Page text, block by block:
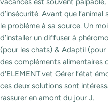
d’insécurité. Avant que
le problème à sa source. Un
d’installer un diffuser à
(pour les chats) & Adaptil (pour
des compléments alimentaires
d'ELEMENT.vet Gérer l’état
ces deux solutions sont
rassurer en amont du jour J.